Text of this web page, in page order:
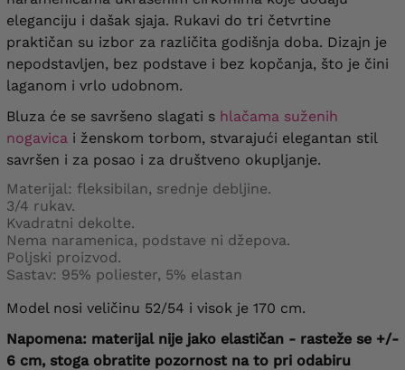
eleganciju i dašak sjaja. Rukavi do tri četvrtine
praktičan su izbor za različita godišnja doba. Dizajn je
nepodstavljen, bez podstave i bez kopčanja, što je čini
laganom i vrlo udobnom.
Bluza će se savršeno slagati s hlačama suženih
nogavica i ženskom torbom, stvarajući elegantan stil
savršen i za posao i za društveno okupljanje.
Materijal: fleksibilan, srednje debljine.
3/4 rukav.
Kvadratni dekolte.
Nema naramenica, podstave ni džepova.
Poljski proizvod.
Sastav: 95% poliester, 5% elastan
Model nosi veličinu 52/54 i visok je 170 cm.
Napomena: materijal nije jako elastičan - rasteže se +/-
6 cm, stoga obratite pozornost na to pri odabiru